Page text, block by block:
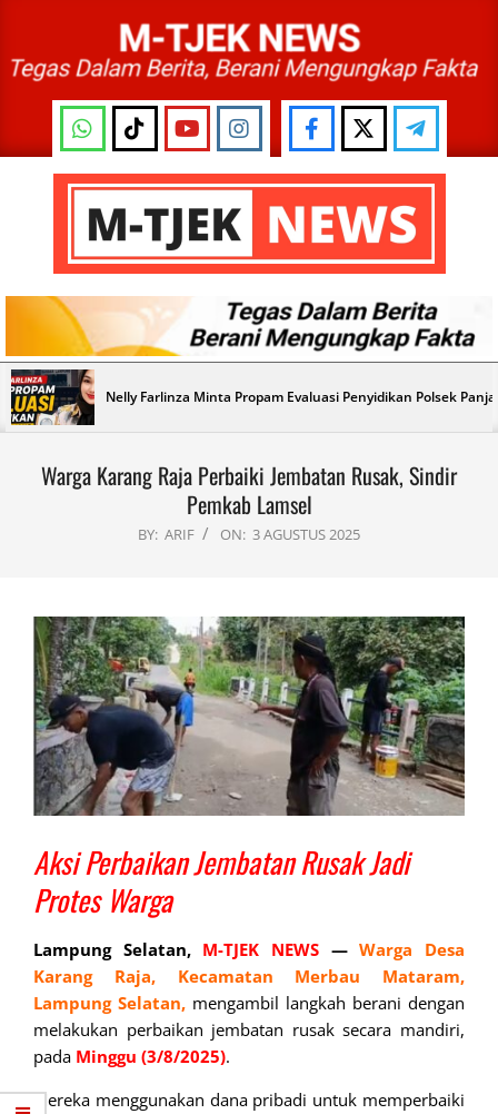
content
M-
TJEK
NEWS
Primary
Navigation
Menu
Nelly Farlinza Minta Propam Evaluasi Penyidikan Polsek
Warga Karang Raja Perbaiki Jembatan Rusak, Sindir
Pemkab Lamsel
BY: ARIF ON: 3 AGUSTUS 2025
Aksi Perbaikan Jembatan Rusak Jadi
Protes Warga
Lampung Selatan, M-TJEK NEWS — Warga Desa
Karang Raja, Kecamatan Merbau Mataram,
Lampung Selatan, mengambil langkah berani dengan
melakukan perbaikan jembatan rusak secara mandiri,
pada Minggu (3/8/2025).
Mereka menggunakan dana pribadi untuk memperbaiki